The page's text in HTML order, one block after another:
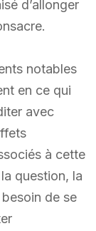
d’allonger
notables
en ce qui
avec
à cette
question, la
de se